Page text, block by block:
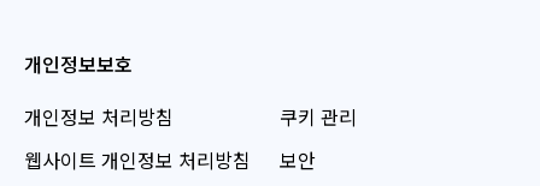
개인정보보호
개인정보 처리방침
웹사이트 개인정보 처리방침
쿠키 관리
보안